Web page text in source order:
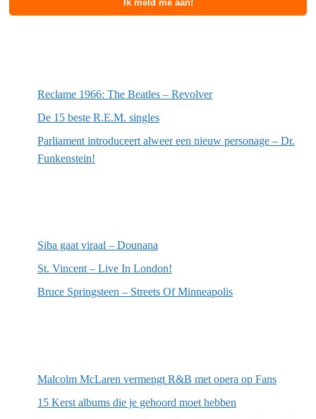
Reclame 1966: The Beatles – Revolver
De 15 beste R.E.M. singles
Parliament introduceert alweer een nieuw personage – Dr.
Funkenstein!
Siba gaat viraal – Dounana
St. Vincent – Live In London!
Bruce Springsteen – Streets Of Minneapolis
Malcolm McLaren vermengt R&B met opera op Fans
15 Kerst albums die je gehoord moet hebben